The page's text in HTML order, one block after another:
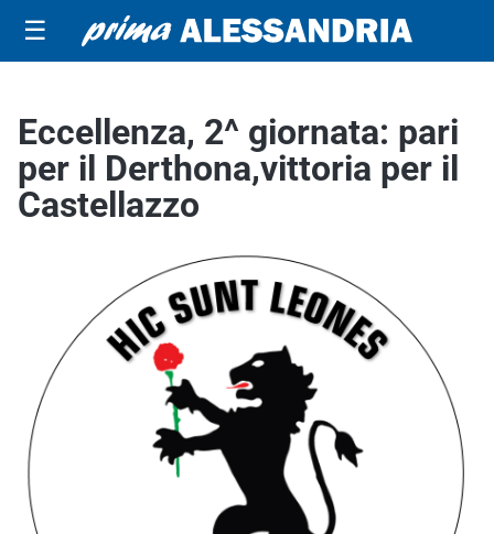
☰
Eccellenza, 2^ giornata: pari
per il Derthona,vittoria per il
Castellazzo